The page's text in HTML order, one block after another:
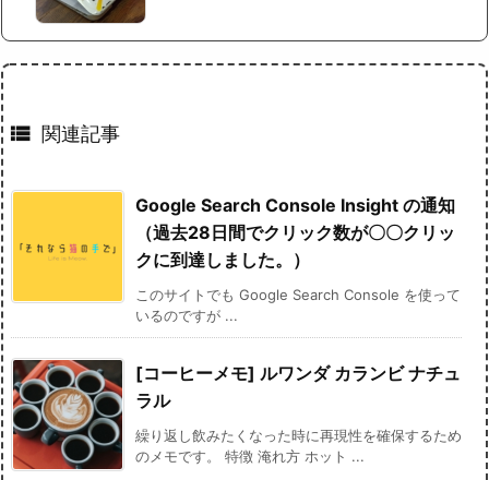
 関連記事
Google Search Console Insight の通知
（過去28日間でクリック数が〇〇クリッ
クに到達しました。）
このサイトでも Google Search Console を使って
いるのですが ...
[コーヒーメモ] ルワンダ カランビ ナチュ
ラル
繰り返し飲みたくなった時に再現性を確保するため
のメモです。 特徴 淹れ方 ホット ...